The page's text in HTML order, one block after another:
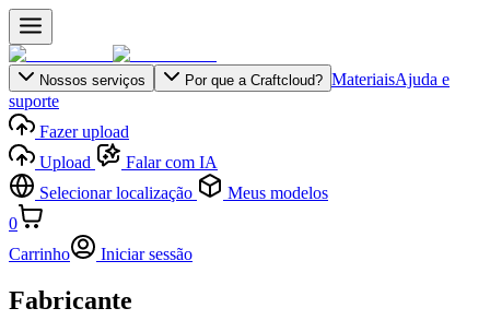
Nossos serviços Por que a Craftcloud? MateriaisAjuda e
suporte
Fazer upload
Upload
Falar com IA
Selecionar localização
Meus modelos
0
Carrinho
Iniciar sessão
Fabricante